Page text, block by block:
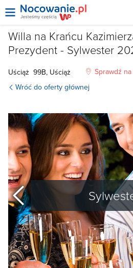
Willa na Krańcu
Prezydent - Sylwester
Uściąż 99B, Uściąż
Sprawdź
Wróć do oferty głównej
poprzedni